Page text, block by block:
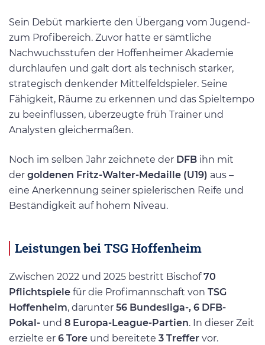
Sein Debüt markierte den Übergang vom Jugend-
zum Profibereich. Zuvor hatte er sämtliche
Nachwuchsstufen der Hoffenheimer Akademie
durchlaufen und galt dort als technisch starker,
strategisch denkender Mittelfeldspieler. Seine
Fähigkeit, Räume zu erkennen und das Spieltempo
zu beeinflussen, überzeugte früh Trainer und
Analysten gleichermaßen.
Noch im selben Jahr zeichnete der DFB ihn mit
der goldenen Fritz-Walter-Medaille (U19) aus –
eine Anerkennung seiner spielerischen Reife und
Beständigkeit auf hohem Niveau.
Leistungen bei TSG Hoffenheim
Zwischen 2022 und 2025 bestritt Bischof70
Pflichtspiele für die Profimannschaft von TSG
Hoffenheim, darunter 56 Bundesliga-, 6 DFB-
Pokal- und 8 Europa-League-Partien. In dieser Zeit
erzielte er 6 Tore und bereitete 3 Treffer vor.